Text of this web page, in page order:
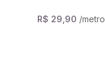
R$ 29,90 /metro